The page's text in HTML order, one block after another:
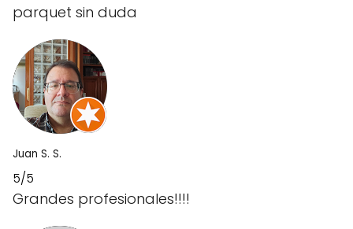
parquet sin duda
Juan S. S.
5/5
Grandes profesionales!!!!